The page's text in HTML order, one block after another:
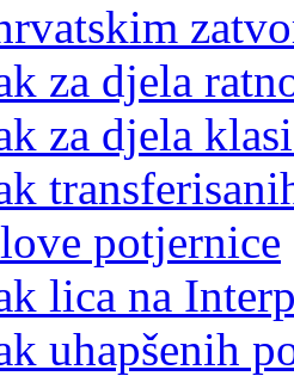
za djela
za djela
potjernice
lica na
uhapšenih